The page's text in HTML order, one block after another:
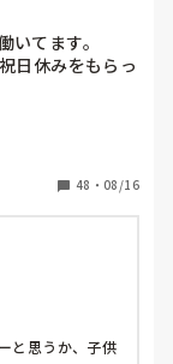
てます。
日休みをもらっ
子供達といる時
で葛藤してい
にも申し訳ない
もやもやがスッ
48 ・ 08/16
と思うか、子供